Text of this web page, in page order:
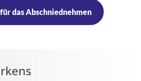
das Abschniednehmen